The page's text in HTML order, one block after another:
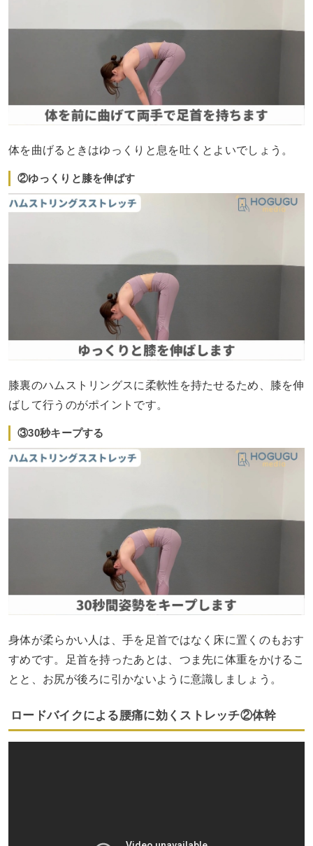
体を曲げるときはゆっくりと息を吐くとよいでしょう。
②ゆっくりと膝を伸ばす
膝裏のハムストリングスに柔軟性を持たせるため、膝を伸
ばして行うのがポイントです。
③30秒キープする
身体が柔らかい人は、手を足首ではなく床に置くのもおす
すめです。足首を持ったあとは、つま先に体重をかけるこ
とと、お尻が後ろに引かないように意識しましょう。
ロードバイクによる腰痛に効くストレッチ②体幹